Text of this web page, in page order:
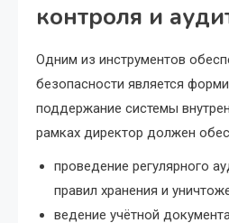
контроля и
Одним из инструментов
безопасности является
поддержание системы
рамках директор должен
проведение регулярного
правил хранения и
ведение учётной